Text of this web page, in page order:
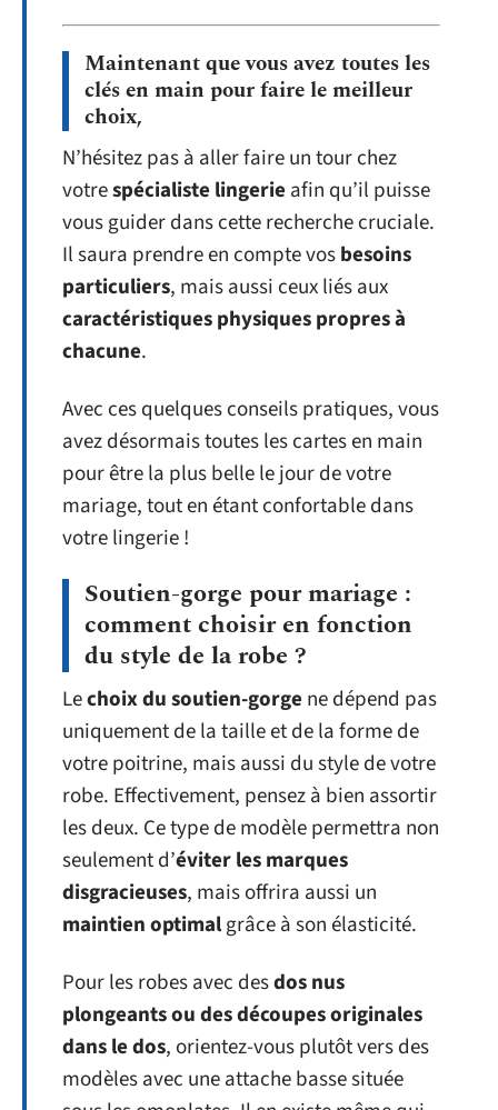
Maintenant que vous avez toutes les
clés en main pour faire le meilleur
choix,
N’hésitez pas à aller faire un tour chez
votrespécialiste lingerie afin qu’il puisse
vous guider dans cette recherche cruciale.
Il saura prendre en compte vosbesoins
particuliers, mais aussi ceux liés aux
caractéristiques physiques propres à
chacune.
Avec ces quelques conseils pratiques, vous
avez désormais toutes les cartes en main
pour être la plus belle le jour de votre
mariage, tout en étant confortable dans
votre lingerie !
Soutien-gorge pour mariage :
comment choisir en fonction
du style de la robe ?
Lechoix du soutien-gorge ne dépend pas
uniquement de la taille et de la forme de
votre poitrine, mais aussi du style de votre
robe. Effectivement, pensez à bien assortir
les deux. Ce type de modèle permettra non
seulement d’éviter les marques
disgracieuses, mais offrira aussi un
maintien optimalgrâce à son élasticité.
Pour les robes avec desdos nus
plongeants ou des découpes originales
dans le dos, orientez-vous plutôt vers des
modèles avec une attache basse située